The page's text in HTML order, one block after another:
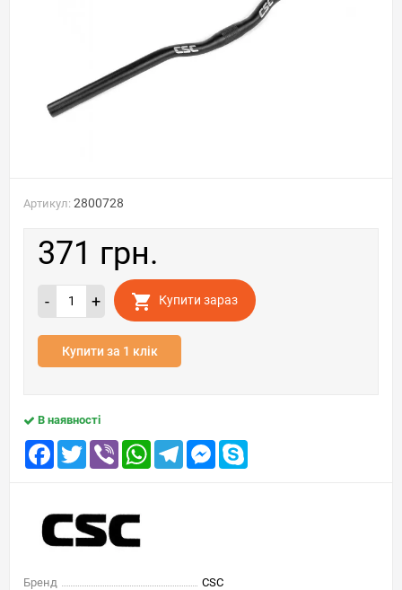
Артикул: 2800728
371 грн.
- + Купити зараз
Купити за 1 клік
В наявності
Facebook
TwitterViber WhatsAppTelegramMessenger
Бренд
CSC